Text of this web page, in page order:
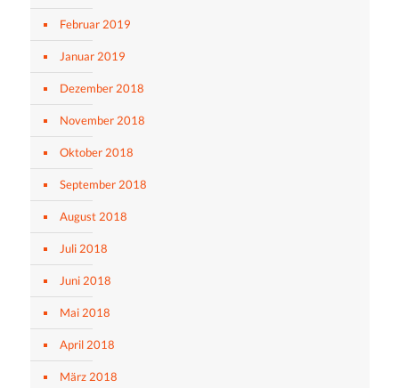
Februar 2019
Januar 2019
Dezember 2018
November 2018
Oktober 2018
September 2018
August 2018
Juli 2018
Juni 2018
Mai 2018
April 2018
März 2018